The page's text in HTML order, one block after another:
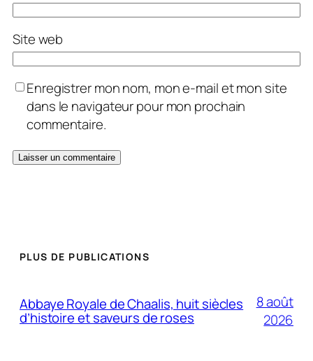
Site web
Enregistrer mon nom, mon e-mail et mon site
dans le navigateur pour mon prochain
commentaire.
PLUS DE PUBLICATIONS
Abbaye Royale de Chaalis, huit siècles
d’histoire et saveurs de roses
8 août
2026